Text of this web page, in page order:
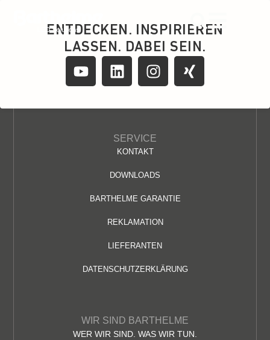
ENTDECKEN. INSPIRIEREN
LASSEN. DABEI SEIN.
SERVICE
KONTAKT
DOWNLOADS
BARTHELME GARANTIE
REKLAMATION
LIEFERANTEN
DATENSCHUTZERKLÄRUNG
WIR SIND BARTHELME
WER WIR SIND. WAS WIR TUN.